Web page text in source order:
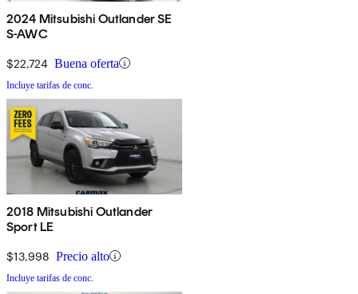
2024 Mitsubishi Outlander SE
S-AWC
$22,724 Buena oferta
Incluye tarifas de conc.
2018 Mitsubishi Outlander
Sport LE
$13,998 Precio alto
Incluye tarifas de conc.